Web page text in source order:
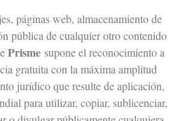
páginas web, almacenamiento de
pública de cualquier otro contenido
Prisme supone el reconocimiento a
gratuita con la máxima amplitud
jurídico que resulte de aplicación,
para utilizar, copiar, sublicenciar,